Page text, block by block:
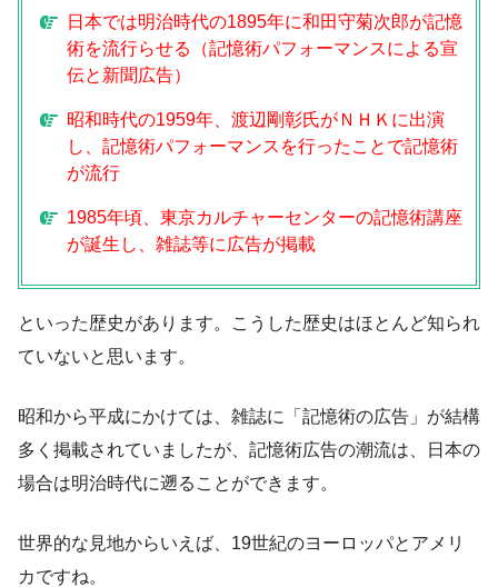
日本では明治時代の1895年に和田守菊次郎が記憶
術を流行らせる（記憶術パフォーマンスによる宣
伝と新聞広告）
昭和時代の1959年、渡辺剛彰氏がＮＨＫに出演
し、記憶術パフォーマンスを行ったことで記憶術
が流行
1985年頃、東京カルチャーセンターの記憶術講座
が誕生し、雑誌等に広告が掲載
といった歴史があります。こうした歴史はほとんど知られ
ていないと思います。
昭和から平成にかけては、雑誌に「記憶術の広告」が結構
多く掲載されていましたが、記憶術広告の潮流は、日本の
場合は明治時代に遡ることができます。
世界的な見地からいえば、19世紀のヨーロッパとアメリ
カですね。